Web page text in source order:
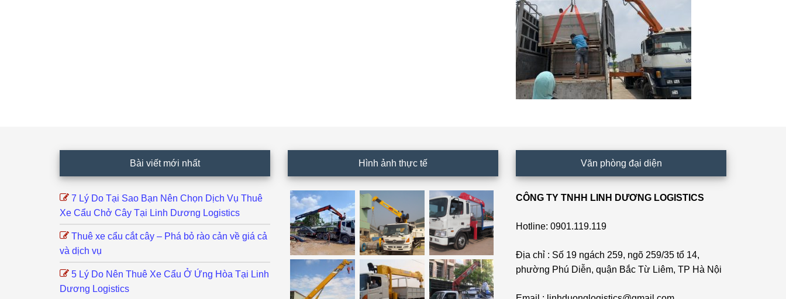
Bài viết mới nhất
7 Lý Do Tại Sao Bạn Nên Chọn Dịch Vụ Thuê
Xe Cẩu Chở Cây Tại Linh Dương Logistics
Thuê xe cẩu cắt cây – Phá bỏ rào cản về giá cả
và dịch vụ
5 Lý Do Nên Thuê Xe Cẩu Ở Ứng Hòa Tại Linh
Dương Logistics
Hình ảnh thực tế Văn phòng đại diện
CÔNG TY TNHH LINH DƯƠNG LOGISTICS
Hotline: 0901.119.119
Địa chỉ : Số 19 ngách 259, ngõ 259/35 tổ 14,
phường Phú Diễn, quận Bắc Từ Liêm, TP Hà Nội